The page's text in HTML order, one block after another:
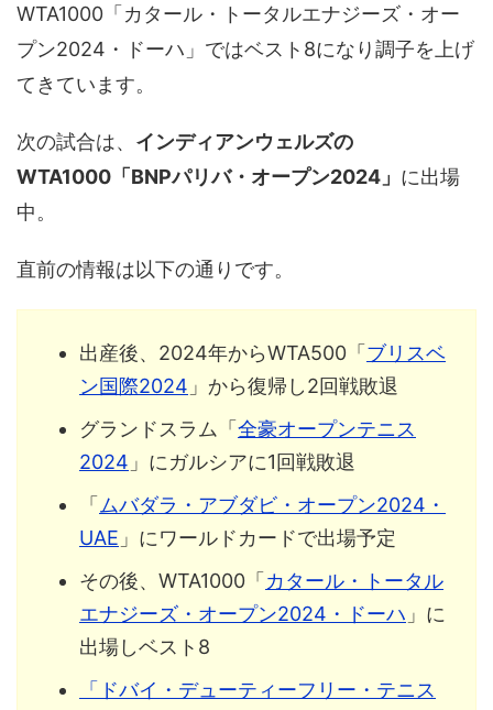
WTA1000「カタール・トータルエナジーズ・オー
プン2024・ドーハ」ではベスト8になり調子を上げ
てきています。
次の試合は、 インディアンウェルズの
WTA1000「BNPパリバ・オープン2024」 に出場
中。
直前の情報は以下の通りです。
出産後、2024年からWTA500「 ブリスベ
ン国際2024 」から復帰し2回戦敗退
グランドスラム「 全豪オープンテニス
2024 」にガルシアに1回戦敗退
「 ムバダラ・アブダビ・オープン2024・
UAE 」にワールドカードで出場予定
その後、WTA1000「 カタール・トータル
エナジーズ・オープン2024・ドーハ 」に
出場しベスト8
「ドバイ・デューティーフリー・テニス